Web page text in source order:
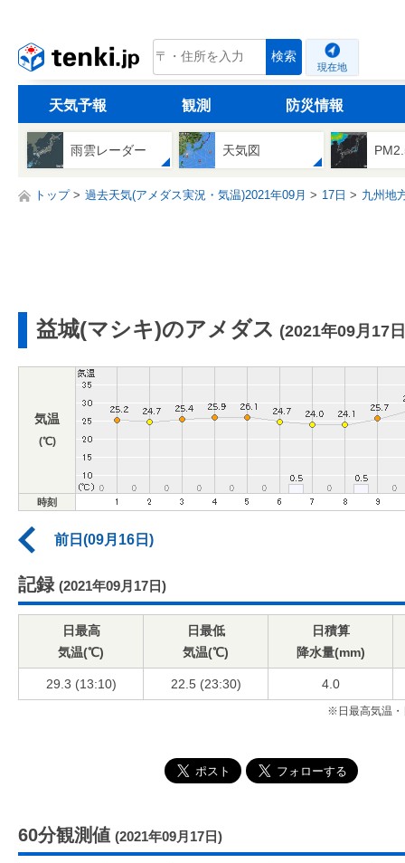
tenki.jp 検索
現在地
天気予報 観測 防災情報
雨雲レーダー 天気図
トップ 過去天気(アメダス実況・気温)2021年09月 17日 九州地
益城(マシキ)のアメダス (2021年09月17
気温
(℃)
時刻
前日(09月16日)
記録 (2021年09月17日)
日最高
気温(℃)
日最低
気温(℃)
日積算
降水量(mm)
29.3 (13:10) 22.5 (23:30) 4.0
※日最高気温・
60分観測値 (2021年09月17日)